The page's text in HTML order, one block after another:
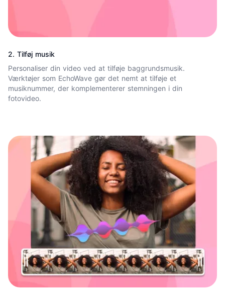
2. Tilføj musik
Personaliser din video ved at tilføje baggrundsmusik.
Værktøjer som EchoWave gør det nemt at tilføje et
musiknummer, der komplementerer stemningen i din
fotovideo.